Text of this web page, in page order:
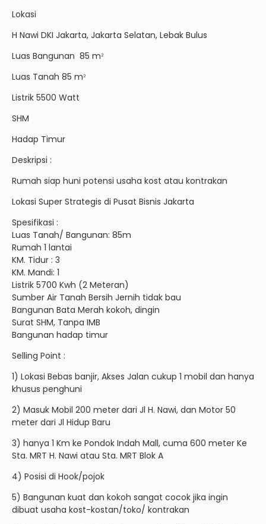
Lokasi
H Nawi DKI Jakarta, Jakarta Selatan, Lebak Bulus
Luas Bangunan 85 m2
Luas Tanah 85 m2
Listrik 5500 Watt
SHM
Hadap Timur
Deskripsi :
Rumah siap huni potensi usaha kost atau kontrakan
Lokasi Super Strategis di Pusat Bisnis Jakarta
Spesifikasi :
Luas Tanah/ Bangunan: 85m
Rumah 1 lantai
KM. Tidur : 3
KM. Mandi: 1
Listrik 5700 Kwh (2 Meteran)
Sumber Air Tanah Bersih Jernih tidak bau
Bangunan Bata Merah kokoh, dingin
Surat SHM, Tanpa IMB
Bangunan hadap timur
Selling Point :
1) Lokasi Bebas banjir, Akses Jalan cukup 1 mobil dan hanya
khusus penghuni
2) Masuk Mobil 200 meter dari Jl H. Nawi, dan Motor 50
meter dari Jl Hidup Baru
3) hanya 1 Km ke Pondok Indah Mall, cuma 600 meter Ke
Sta. MRT H. Nawi atau Sta. MRT Blok A
4) Posisi di Hook/pojok
5) Bangunan kuat dan kokoh sangat cocok jika ingin
dibuat usaha kost-kostan/toko/ kontrakan